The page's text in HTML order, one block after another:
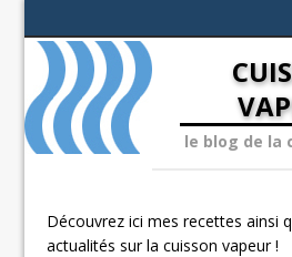
le blog de la
Découvrez ici mes recettes ainsi
actualités sur la cuisson vapeur !